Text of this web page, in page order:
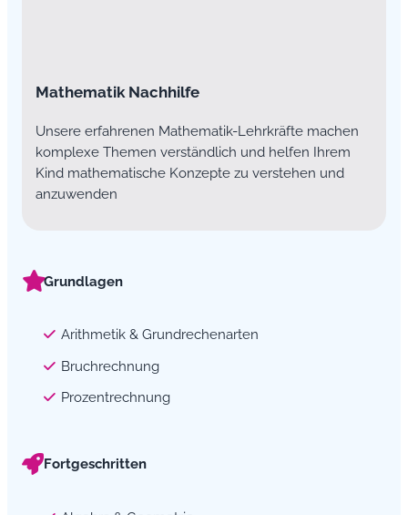
Mathematik Nachhilfe
Unsere erfahrenen Mathematik-Lehrkräfte machen
komplexe Themen verständlich und helfen Ihrem
Kind mathematische Konzepte zu verstehen und
anzuwenden
Grundlagen
Arithmetik & Grundrechenarten
Bruchrechnung
Prozentrechnung
Fortgeschritten